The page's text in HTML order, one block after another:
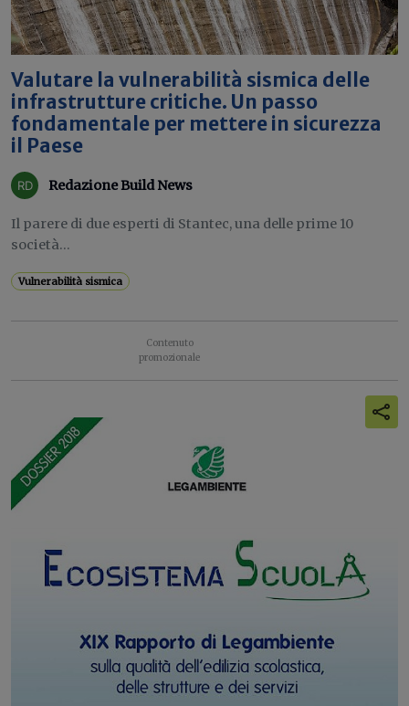
Valutare la vulnerabilità sismica delle
infrastrutture critiche. Un passo
fondamentale per mettere in sicurezza
il Paese
Redazione Build News
Il parere di due esperti di Stantec, una delle prime 10
società...
Vulnerabilità sismica